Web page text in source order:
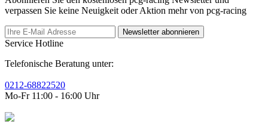
verpassen Sie keine Neuigkeit oder Aktion mehr von pcg-racing
Newsletter abonnieren
Service Hotline
Telefonische Beratung unter:
0212-68822520
Mo-Fr 11:00 - 16:00 Uhr